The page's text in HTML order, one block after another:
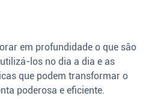
em profundidade o que são
los no dia a dia e as
que podem transformar o
poderosa e eficiente.